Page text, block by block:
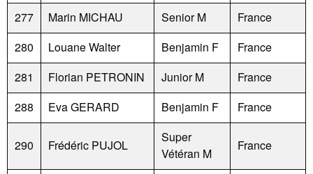
277 Marin MICHAU Senior M
France
280
Louane Walter Benjamin F
France
281
Florian PETRONIN Junior M
France
288
Eva GERARD Benjamin F France
290 Frédéric PUJOL
Super
Vétéran M
France